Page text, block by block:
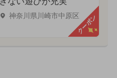
神奈川県川崎市中原区クーポン